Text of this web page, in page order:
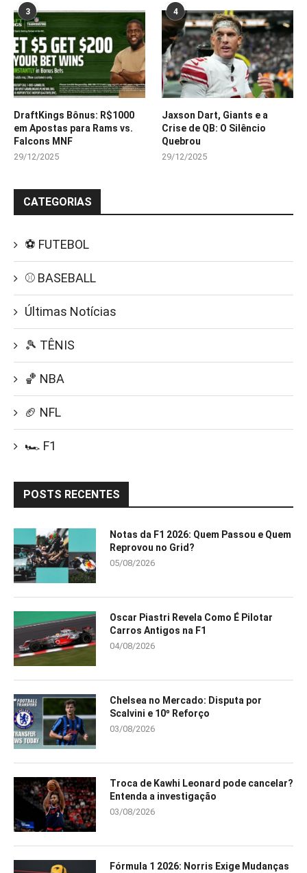
3
DraftKings Bônus: R$1000
em Apostas para Rams vs.
Falcons MNF
29/12/2025
4
Jaxson Dart, Giants e a
Crise de QB: O Silêncio
Quebrou
29/12/2025
CATEGORIAS
⚽ FUTEBOL
⚾ BASEBALL
Últimas Notícias
🎾 TÊNIS
🏀 NBA
🏈 NFL
🏎️ F1
POSTS RECENTES
Notas da F1 2026: Quem Passou e Quem
Reprovou no Grid?
05/08/2026
Oscar Piastri Revela Como É Pilotar
Carros Antigos na F1
04/08/2026
Chelsea no Mercado: Disputa por
Scalvini e 10º Reforço
03/08/2026
Troca de Kawhi Leonard pode cancelar?
Entenda a investigação
03/08/2026
Fórmula 1 2026: Norris Exige Mudanças